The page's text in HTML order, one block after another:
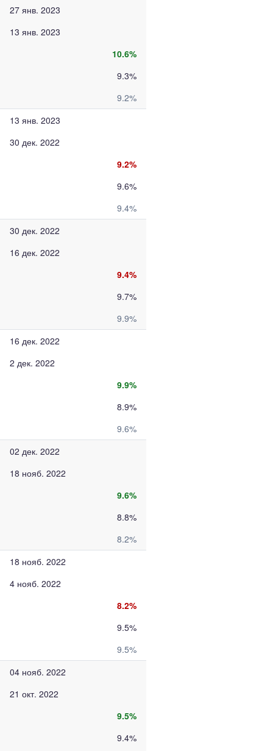
27 янв. 2023
13 янв. 2023
10.6%
9.3%
9.2%
13 янв. 2023
30 дек. 2022
9.2%
9.6%
9.4%
30 дек. 2022
16 дек. 2022
9.4%
9.7%
9.9%
16 дек. 2022
2 дек. 2022
9.9%
8.9%
9.6%
02 дек. 2022
18 нояб. 2022
9.6%
8.8%
8.2%
18 нояб. 2022
4 нояб. 2022
8.2%
9.5%
9.5%
04 нояб. 2022
21 окт. 2022
9.5%
9.4%